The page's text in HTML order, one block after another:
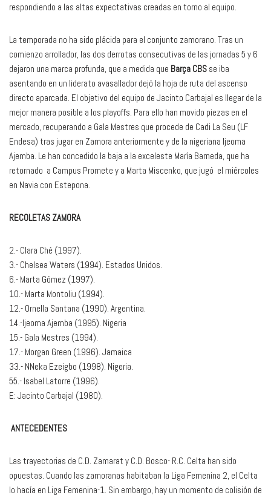
respondiendo a las altas expectativas creadas en torno al equipo.
La temporada no ha sido plácida para el conjunto zamorano. Tras un
comienzo arrollador, las dos derrotas consecutivas de las jornadas 5 y 6
dejaron una marca profunda, que a medida que Barça CBS se iba
asentando en un liderato avasallador dejó la hoja de ruta del ascenso
directo aparcada. El objetivo del equipo de Jacinto Carbajal es llegar de la
mejor manera posible a los playoffs. Para ello han movido piezas en el
mercado, recuperando a Gala Mestres que procede de Cadi La Seu (LF
Endesa) tras jugar en Zamora anteriormente y de la nigeriana Ijeoma
Ajemba. Le han concedido la baja a la exceleste María Barneda, que ha
retornado a Campus Promete y a Marta Miscenko, que jugó el miércoles
en Navia con Estepona.
RECOLETAS ZAMORA
2.- Clara Ché (1997).
3.- Chelsea Waters (1994). Estados Unidos.
6.- Marta Gómez (1997).
10.- Marta Montoliu (1994).
12.- Ornella Santana (1990). Argentina.
14.-Ijeoma Ajemba (1995). Nigeria
15.- Gala Mestres (1994).
17.- Morgan Green (1996). Jamaica
33.- NNeka Ezeigbo (1998). Nigeria.
55.- Isabel Latorre (1996).
E: Jacinto Carbajal (1980).
ANTECEDENTES
Las trayectorias de C.D. Zamarat y C.D. Bosco- R.C. Celta han sido
opuestas. Cuando las zamoranas habitaban la Liga Femenina 2, el Celta
lo hacía en Liga Femenina-1. Sin embargo, hay un momento de colisión de